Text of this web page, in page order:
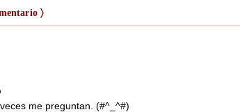
〉
me preguntan. (#^_^#)